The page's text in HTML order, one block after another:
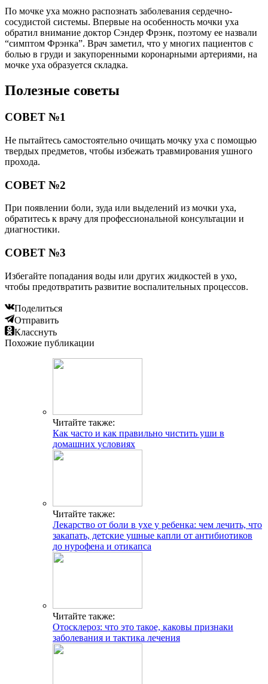
По мочке уха можно распознать заболевания сердечно-
сосудистой системы. Впервые на особенность мочки уха
обратил внимание доктор Сэндер Фрэнк, поэтому ее назвали
“симптом Фрэнка”. Врач заметил, что у многих пациентов с
болью в груди и закупоренными коронарными артериями, на
мочке уха образуется складка.
Полезные советы
СОВЕТ №1
Не пытайтесь самостоятельно очищать мочку уха с помощью
твердых предметов, чтобы избежать травмирования ушного
прохода.
СОВЕТ №2
При появлении боли, зуда или выделений из мочки уха,
обратитесь к врачу для профессиональной консультации и
диагностики.
СОВЕТ №3
Избегайте попадания воды или других жидкостей в ухо,
чтобы предотвратить развитие воспалительных процессов.
Поделиться
Отправить
Класснуть
Похожие публикации
Читайте также:
Как часто и как правильно чистить уши в
домашних условиях
Читайте также:
Лекарство от боли в ухе у ребенка: чем лечить, что
закапать, детские ушные капли от антибиотиков
до нурофена и отикапса
Читайте также:
Отосклероз: что это такое, каковы признаки
заболевания и тактика лечения